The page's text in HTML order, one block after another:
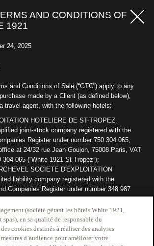
AND CONDITIONS OF
1921
24, 2025
and Conditions of Sale (“GTC”) apply to any
made by a Client (as defined below),
travel agent, with the following hotels:
HOTELIERE DE ST-TROPEZ
joint-stock company registered with the
Register under number 750 304 065,
at 24/32 rue Jean Goujon, 75008 Paris, VAT
065 (“White 1921 St Tropez”);
SOCIETE D'EXPLOITATION
liability company registered with the
Companies Register under number 348 987
office at Courchevel 1850, 73120
FR 25 348 987 736 (“White 1921
(société gérant les hôtels White 1921,
spas), en sa qualité de responsable du
cookies destinés à réaliser des analyses
d’audience pour améliorer votre